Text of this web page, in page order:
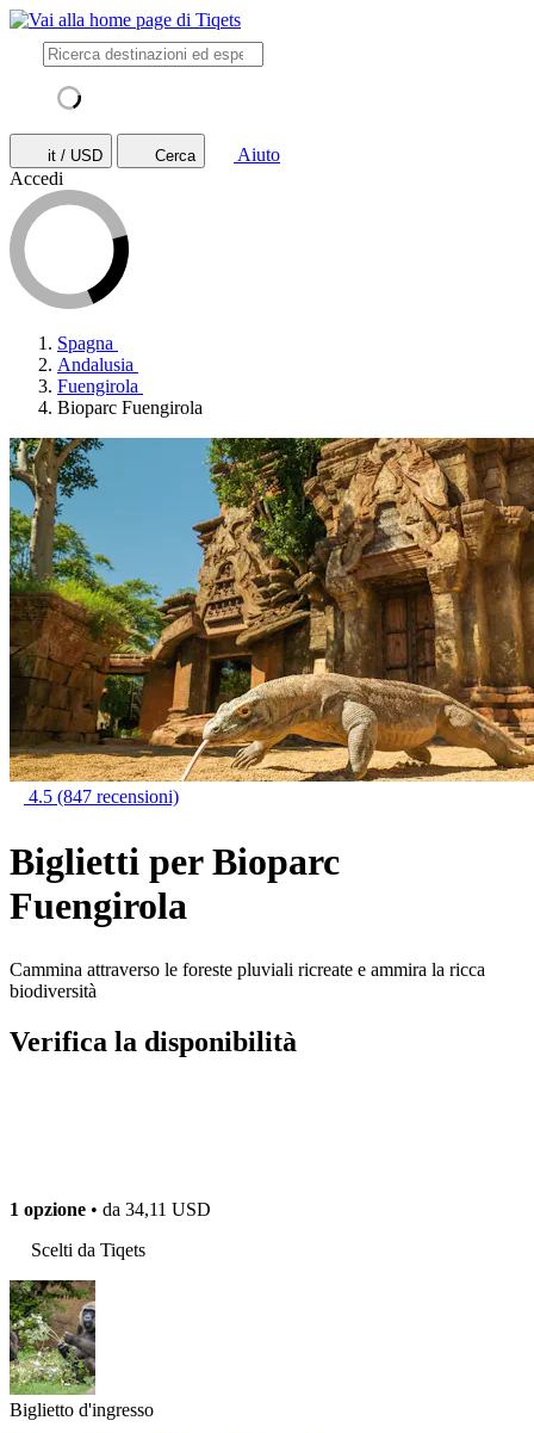
it / USD Cerca
Aiuto
Accedi
Spagna
Andalusia
Fuengirola
Bioparc Fuengirola
4.5 (847 recensioni)
Biglietti per Bioparc
Fuengirola
Cammina attraverso le foreste pluviali ricreate e ammira la ricca
biodiversità
Verifica la disponibilità
1 opzione • da 34,11 USD
Scelti da Tiqets
Biglietto d'ingresso